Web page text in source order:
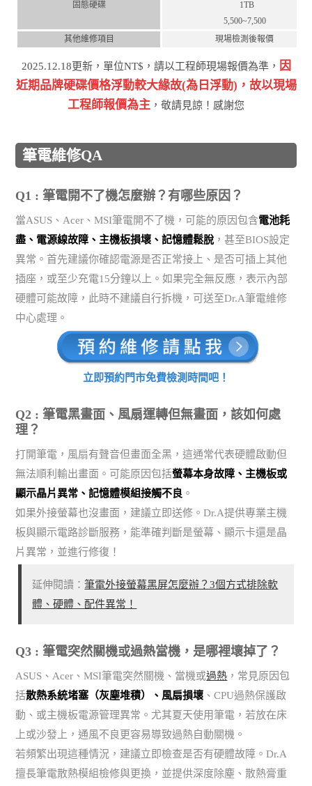
固態硬碟
1TB
5,500~7,500
其他維修項目
現場檢測後報價
2025.12.18更新，單位NT$，請以工程師現場報價為準， 因
近期品牌硬碟價格浮動較⼤緣故(為⽇浮動)，故以現場
⼯程師報價為主 ，敬請⾒諒！感謝您
筆電維修QA
Q1 : 筆電開不了機怎麼辦？有哪些原因？
當ASUS、Acer、MSI筆電開不了機，可能的原因包含電池耗
盡、電源線故障、主機板損壞、記憶體鬆脫 ，甚至BIOS設定
異常。首先建議你確認電源是否正常接上、是否可插上其他
插座，或至少充電15分鐘以上。如果完全無反應，表示內部
硬體可能故障，此時不建議自行拆機，可送至Dr.A筆電維修
中心處理。
立即預約門市免費檢測時間吧！
Q2 : 筆電黑畫面、風扇運轉但無畫面，該如何處
理？
打開筆電，風扇有聲音但畫面全黑，這通常代表硬體啟動但
無法順利輸出畫面。可能原因包括螢幕本身故障、主機板或
顯示晶片異常、記憶體模組接觸不良 。
如果外接螢幕也沒畫面，建議立即送修。Dr.A提供專業主機
板與顯示電路診斷服務，能準確判斷是螢幕、顯示卡還是晶
片異常，並進行修復！
延伸閱讀：筆電外接螢幕黑屏怎麼辦？3個方式排除軟
體、硬體、配件異常！
Q3 : 筆電突然關機或過熱當機，是哪裡壞掉了？
ASUS、Acer、MSI筆電突然關機、當機或過熱 ，常見原因包
括散熱系統堵塞（灰塵堆積）、風扇損壞 、CPU過熱保護啟
動、或主機板電源管理異常。尤其夏天使用筆電，若放在床
上或沙發上，通風不良更容易導致過熱自動關機。
若頻繁出現這種情況，建議立即檢查是否有硬體故障。Dr.A
擅長筆電散熱模組檢修與更換，並提供深度除塵、散熱膏重